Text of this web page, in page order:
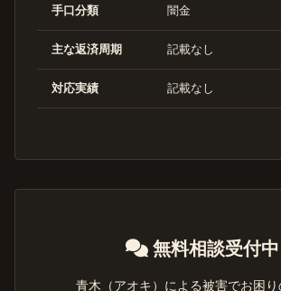
手口分類 闇金
主な返済周期 記載なし
対応実績 記載なし
無料相談受付中
青木（アオキ）による被害でお困り